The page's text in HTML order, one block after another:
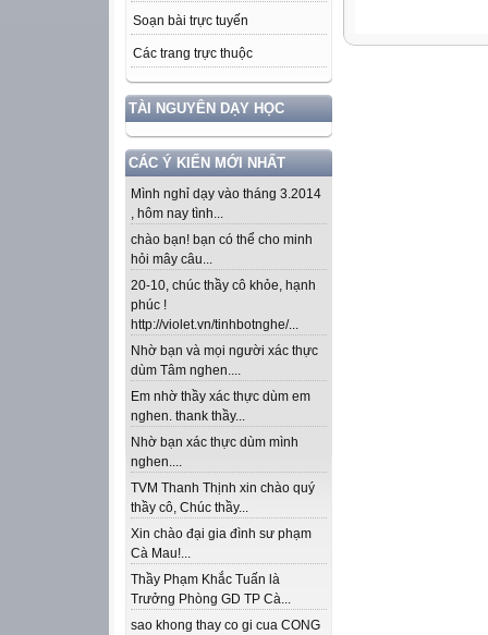
Soạn bài trực tuyến
Các trang trực thuộc
TÀI NGUYÊN DẠY HỌC
CÁC Ý KIẾN MỚI NHẤT
Mình nghỉ dạy vào tháng 3.2014
, hôm nay tình...
chào bạn! bạn có thể cho minh
hỏi mây câu...
20-10, chúc thầy cô khỏe, hạnh
phúc !
http://violet.vn/tinhbotnghe/...
Nhờ bạn và mọi người xác thực
dùm Tâm nghen....
Em nhờ thầy xác thực dùm em
nghen. thank thầy...
Nhờ bạn xác thực dùm mình
nghen....
TVM Thanh Thịnh xin chào quý
thầy cô, Chúc thầy...
Xin chào đại gia đình sư phạm
Cà Mau!...
Thầy Phạm Khắc Tuấn là
Trưởng Phòng GD TP Cà...
sao khong thay co gi cua CONG